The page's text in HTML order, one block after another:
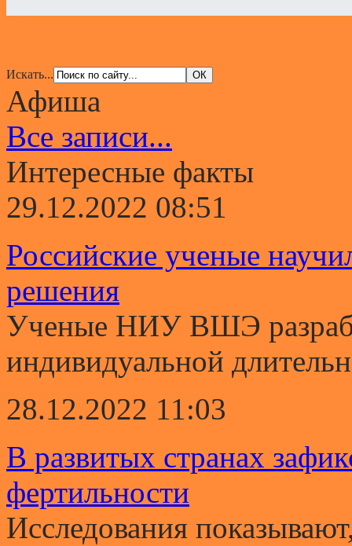
Искать...
Афиша
Все записи...
Интересные факты
29.12.2022 08:51
Российские ученые
решения
Ученые НИУ ВШЭ
индивидуальной
28.12.2022 11:03
В развитых странах
фертильности
Исследования